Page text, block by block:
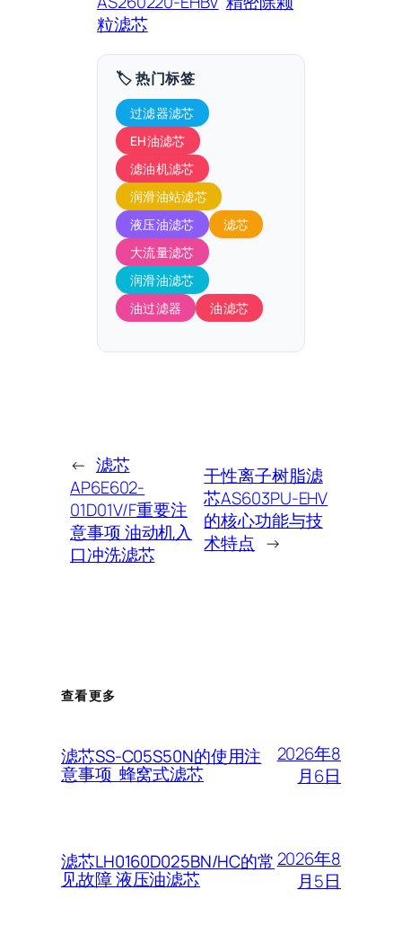
粒滤芯
🏷️ 热门标签
过滤器滤芯
EH油滤芯
滤油机滤芯
润滑油站滤芯
液压油滤芯
滤芯
大流量滤芯
润滑油滤芯
油过滤器
油滤芯
← 滤芯
AP6E602-
01D01V/F重要注
意事项 油动机入
口冲洗滤芯
干性离子树脂滤
芯AS603PU-EHV
的核心功能与技
术特点 →
查看更多
滤芯SS-C05S50N的使用注
意事项 蜂窝式滤芯
2026年8
月6日
滤芯LH0160D025BN/HC的常
见故障 液压油滤芯
2026年8
月5日